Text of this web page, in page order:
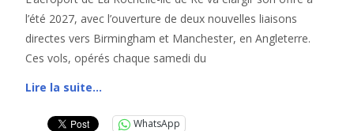
l’été 2027, avec l’ouverture de deux nouvelles liaisons
directes vers Birmingham et Manchester, en Angleterre.
Ces vols, opérés chaque samedi du
Lire la suite…
WhatsApp